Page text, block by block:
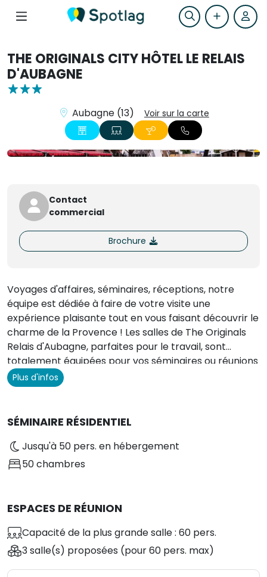
THE ORIGINALS CITY HÔTEL LE RELAIS
D'AUBAGNE
Aubagne (13) Voir sur la carte
Contact
commercial
Brochure
Voyages d'affaires, séminaires, réceptions, notre
équipe est dédiée à faire de votre visite une
expérience plaisante tout en vous faisant découvrir le
charme de la Provence ! Les salles de The Originals
Relais d'Aubagne, parfaites pour le travail, sont
totalement équipées pour vos séminaires ou réunions
professionnelles.
Plus d'infos
SÉMINAIRE RÉSIDENTIEL
Jusqu'à 50 pers. en hébergement
50 chambres
ESPACES DE RÉUNION
Capacité de la plus grande salle : 60 pers.
3 salle(s) proposées (pour 60 pers. max)